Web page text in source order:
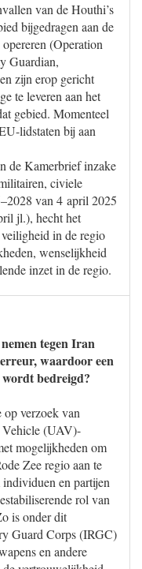
van de Houthi’s
bijgedragen aan de
(Operation
Guardian,
zijn erop gericht
te leveren aan het
gebied. Momenteel
lidstaten bij aan
de Kamerbrief inzake
civiele
van 4 april 2025
jl.), hecht het
in de regio
wenselijkheid
inzet in de regio.
tegen Iran
waardoor een
bedreigd?
op verzoek van
Vehicle (UAV)-
mogelijkheden om
Zee regio aan te
en partijen
rol van
is onder dit
Guard Corps (IRGC)
en andere